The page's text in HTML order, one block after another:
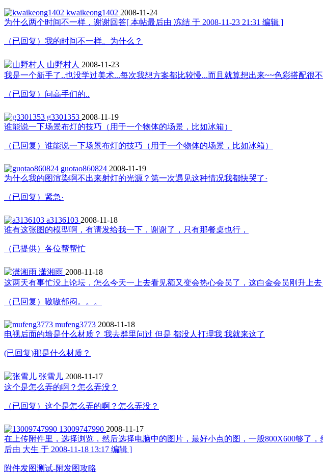
kwaikeong1402 2008-11-24
为什么两个时间不一样，谢谢回答[ 本帖最后由 冻结 于 2008-11-23 21:31 编辑 ]
（已回复）我的时间不一样。为什么？
山野村人 2008-11-23
我是一个新手了..也没学过美术...每次我想方案都比较慢...而且就算想出来~~色彩搭配很
（已回复）问高手们的..
g3301353 2008-11-19
谁能说一下场景布灯的技巧（用于一个物体的场景，比如冰箱）
（已回复）谁能说一下场景布灯的技巧（用于一个物体的场景，比如冰箱）
guotao860824 2008-11-19
为什么我的图渲染啊不出来射灯的光源？第一次遇见这种情况我都快哭了·
（已回复）紧急·
a3136103 2008-11-18
谁有这张图的模型啊，有请发给我一下，谢谢了，只有那餐桌也行，
（已提供）各位帮帮忙
潇湘雨 2008-11-18
这两天有事忙没上论坛，怎么今天一上去看见额又变会热心会员了，这白金会员刚升上
（已回复）嗷嗷郁闷。。。
mufeng3773 2008-11-18
电视后面的墙是什么材质？ 我去群里问过 但是 都没人打理我 我就来这了
(已回复)那是什么材质？
张雪儿 2008-11-17
这个是怎么弄的啊？怎么弄没？
（已回复）这个是怎么弄的啊？怎么弄没？
13009747990 2008-11-17
在上传附件里，选择浏览，然后选择电脑中的图片，最好小点的图，一般800X600够了
后由 大生 于 2008-11-18 13:17 编辑 ]
附件发图测试-附发图攻略